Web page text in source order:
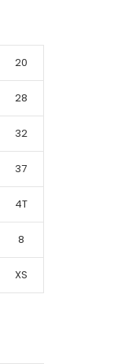
20
28
32
37
4T
8
XS